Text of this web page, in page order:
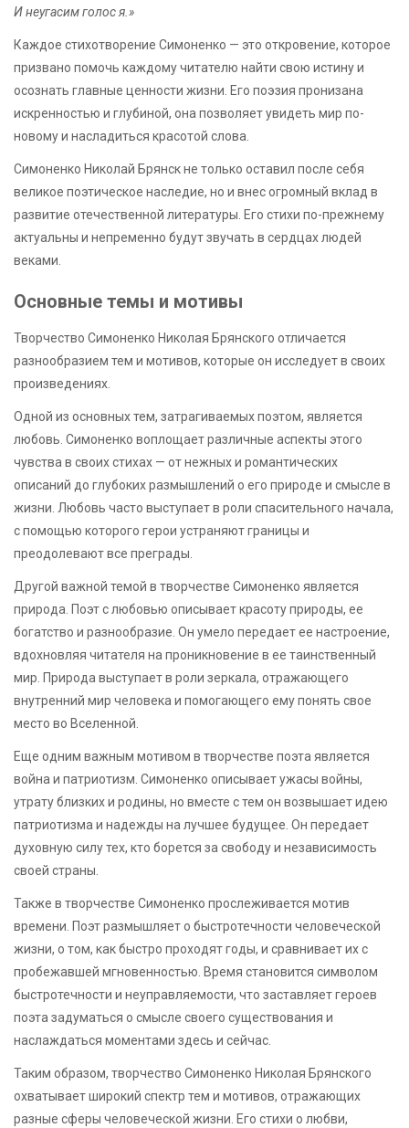
И неугасим голос я.»
Каждое стихотворение Симоненко — это откровение, которое
призвано помочь каждому читателю найти свою истину и
осознать главные ценности жизни. Его поэзия пронизана
искренностью и глубиной, она позволяет увидеть мир по-
новому и насладиться красотой слова.
Симоненко Николай Брянск не только оставил после себя
великое поэтическое наследие, но и внес огромный вклад в
развитие отечественной литературы. Его стихи по-прежнему
актуальны и непременно будут звучать в сердцах людей
веками.
Основные темы и мотивы
Творчество Симоненко Николая Брянского отличается
разнообразием тем и мотивов, которые он исследует в своих
произведениях.
Одной из основных тем, затрагиваемых поэтом, является
любовь. Симоненко воплощает различные аспекты этого
чувства в своих стихах — от нежных и романтических
описаний до глубоких размышлений о его природе и смысле в
жизни. Любовь часто выступает в роли спасительного начала,
с помощью которого герои устраняют границы и
преодолевают все преграды.
Другой важной темой в творчестве Симоненко является
природа. Поэт с любовью описывает красоту природы, ее
богатство и разнообразие. Он умело передает ее настроение,
вдохновляя читателя на проникновение в ее таинственный
мир. Природа выступает в роли зеркала, отражающего
внутренний мир человека и помогающего ему понять свое
место во Вселенной.
Еще одним важным мотивом в творчестве поэта является
война и патриотизм. Симоненко описывает ужасы войны,
утрату близких и родины, но вместе с тем он возвышает идею
патриотизма и надежды на лучшее будущее. Он передает
духовную силу тех, кто борется за свободу и независимость
своей страны.
Также в творчестве Симоненко прослеживается мотив
времени. Поэт размышляет о быстротечности человеческой
жизни, о том, как быстро проходят годы, и сравнивает их с
пробежавшей мгновенностью. Время становится символом
быстротечности и неуправляемости, что заставляет героев
поэта задуматься о смысле своего существования и
наслаждаться моментами здесь и сейчас.
Таким образом, творчество Симоненко Николая Брянского
охватывает широкий спектр тем и мотивов, отражающих
разные сферы человеческой жизни. Его стихи о любви,